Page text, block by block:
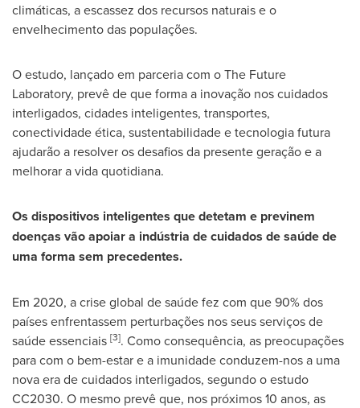
climáticas, a escassez dos recursos naturais e o
envelhecimento das populações.
O estudo, lançado em parceria com o The Future
Laboratory, prevê de que forma a inovação nos cuidados
interligados, cidades inteligentes, transportes,
conectividade ética, sustentabilidade e tecnologia futura
ajudarão a resolver os desafios da presente geração e a
melhorar a vida quotidiana.
Os dispositivos inteligentes que detetam e previnem
doenças vão apoiar a indústria de cuidados de saúde de
uma forma sem precedentes.
Em 2020, a crise global de saúde fez com que 90% dos
países enfrentassem perturbações nos seus serviços de
saúde essenciais [3]. Como consequência, as preocupações
para com o bem-estar e a imunidade conduzem-nos a uma
nova era de cuidados interligados, segundo o estudo
CC2030. O mesmo prevê que, nos próximos 10 anos, as